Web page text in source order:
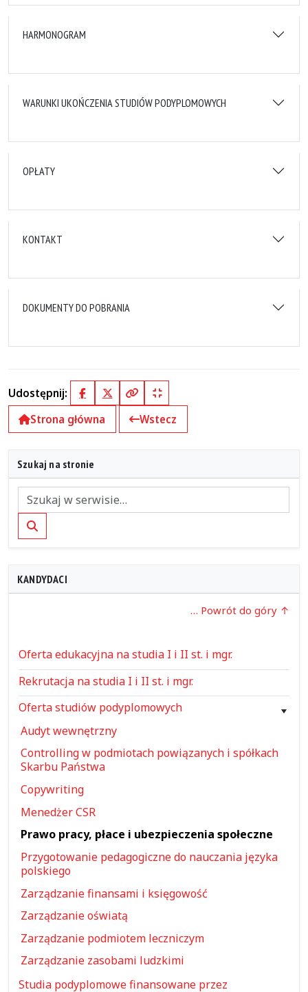
HARMONOGRAM
WARUNKI UKOŃCZENIA STUDIÓW PODYPLOMOWYCH
OPŁATY
KONTAKT
DOKUMENTY DO POBRANIA
Udostępnij: FacebookX (Twitter)
Kopiuj pełny link
Kopiuj krótki link
Strona główna
Wstecz
Szukaj na stronie
Szukaj
KANDYDACI
… Powrót do góry
Oferta edukacyjna na studia I i II st. i mgr.
Rekrutacja na studia I i II st. i mgr.
Oferta studiów podyplomowych
Audyt wewnętrzny
Controlling w podmiotach powiązanych i spółkach
Skarbu Państwa
Copywriting
Menedżer CSR
Prawo pracy, płace i ubezpieczenia społeczne
Przygotowanie pedagogiczne do nauczania języka
polskiego
Zarządzanie finansami i księgowość
Zarządzanie oświatą
Zarządzanie podmiotem leczniczym
Zarządzanie zasobami ludzkimi
Studia podyplomowe finansowane przez